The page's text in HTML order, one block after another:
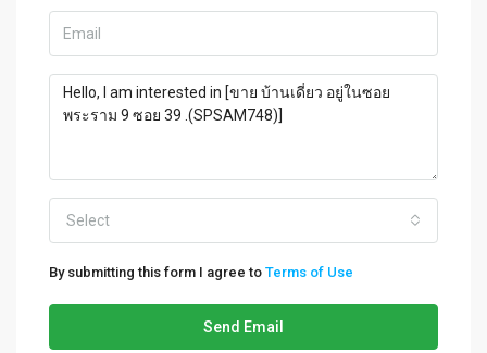
Select
By submitting this form I agree to Terms of Use
Send Email